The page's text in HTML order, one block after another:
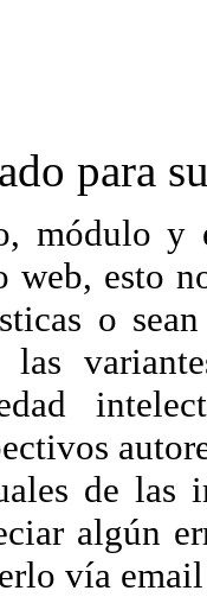
para
módulo y
esto
o
de las
algún
vía